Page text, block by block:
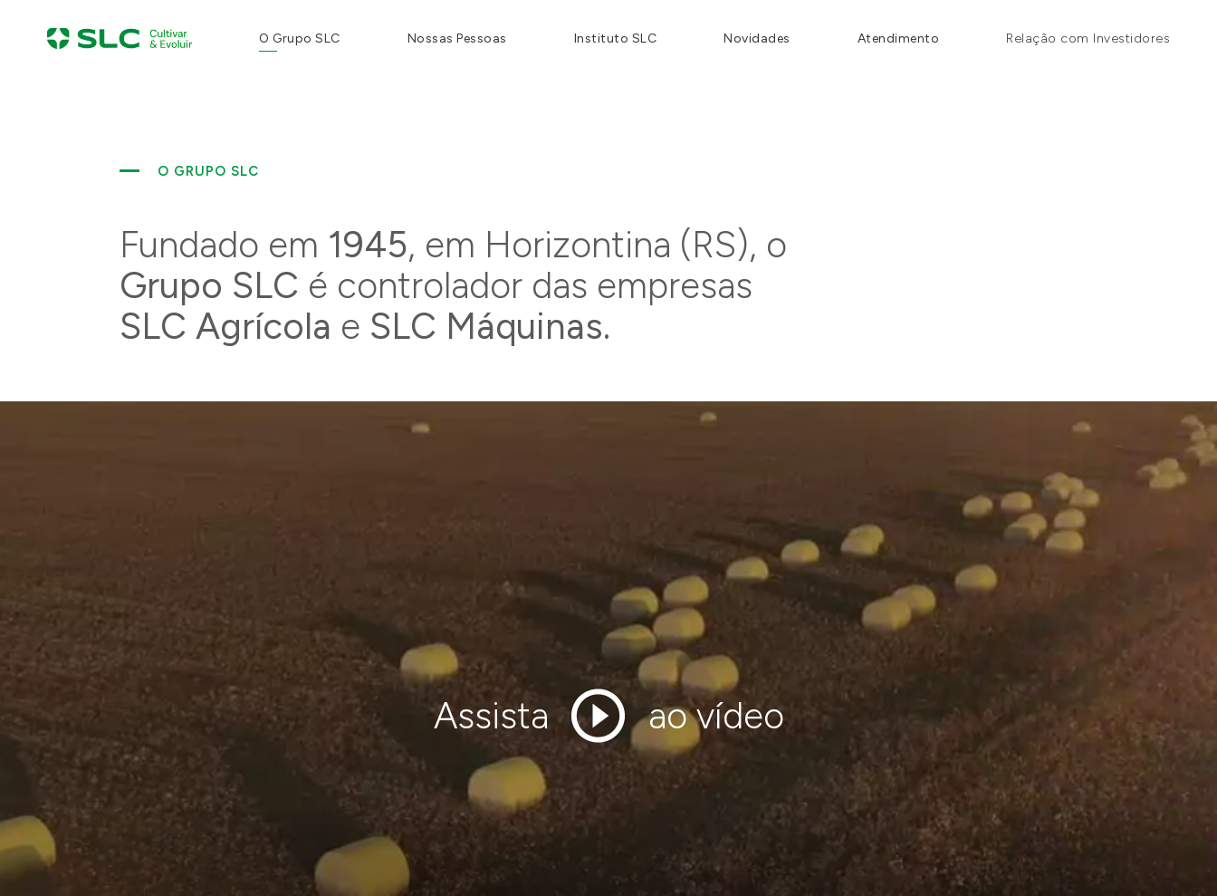
FALE
CONOSCO
Contatos de
nossas empresas
SLC AGRÍCOLA
SLC MÁQUINAS
SEU
PROJETO
Fundos de Apoio à Criança e ao Adolescente
Lei de Incentivo à Cultura
Fundo do Idoso• Lei de Incentivo ao Esporte
Pronon – Programa Nacional de Apoio à Atenção
Pronas – Programa Nacional de Apoio à Atenção da
Saúde da Pessoa com Deficiência
formulário a seguir com as informações do
O Grupo SLC Nossas Pessoas Instituto SLC Novidades Atendimento Relação com Investidores
O GRUPO SLC
Fundado em 1945, em Horizontina (RS), o
Grupo SLC é controlador das empresas
SLC Agrícola e SLC Máquinas.
Assista ao vídeo